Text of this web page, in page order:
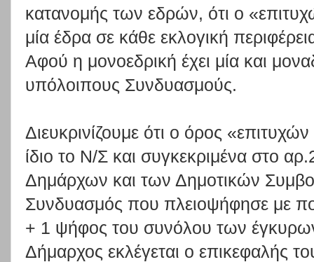
κατανομής των εδρών, ότι ο
μία έδρα σε κάθε εκλογική
Αφού η μονοεδρική έχει μία και
υπόλοιπους Συνδυασμούς.
Διευκρινίζουμε ότι ο όρος
ίδιο το Ν/Σ και συγκεκριμένα στο
Δημάρχων και των Δημοτικών
Συνδυασμός που πλειοψήφησε με
+ 1 ψήφος του συνόλου των
Δήμαρχος εκλέγεται ο επικεφαλής